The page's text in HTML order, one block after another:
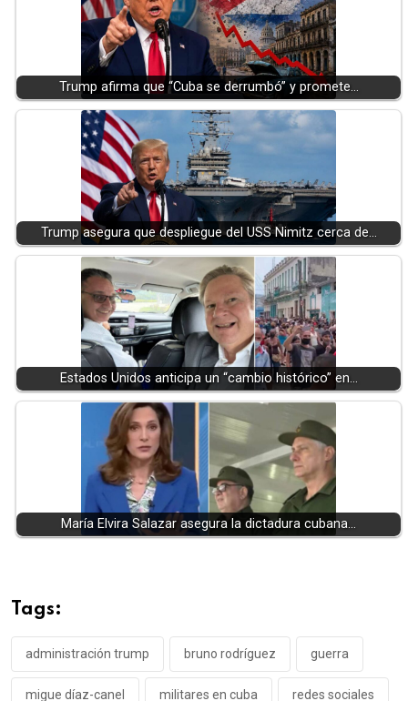
Trump afirma que “Cuba se derrumbó” y promete…
Trump asegura que despliegue del USS Nimitz cerca de…
Estados Unidos anticipa un “cambio histórico” en…
María Elvira Salazar asegura la dictadura cubana…
Tags:
administración trump bruno rodríguez guerra
migue díaz-canel militares en cuba redes sociales